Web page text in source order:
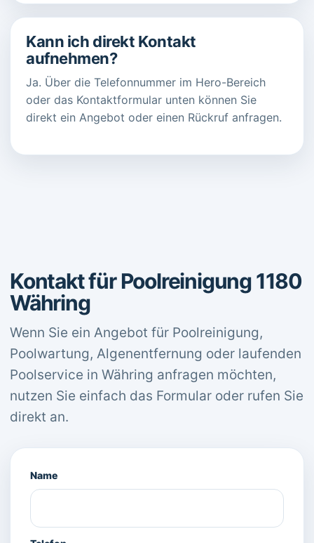
Kann ich direkt Kontakt
aufnehmen?
Ja. Über die Telefonnummer im Hero-Bereich
oder das Kontaktformular unten können Sie
direkt ein Angebot oder einen Rückruf anfragen.
Kontakt für Poolreinigung 1180
Währing
Wenn Sie ein Angebot für Poolreinigung,
Poolwartung, Algenentfernung oder laufenden
Poolservice in Währing anfragen möchten,
nutzen Sie einfach das Formular oder rufen Sie
direkt an.
Name